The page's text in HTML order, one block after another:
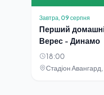
Завтра, 09 серпня
Перший
Верес - Динамо
18:00
Стадіон Авангард,